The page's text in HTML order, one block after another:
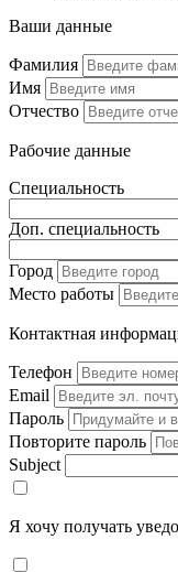
Ваши данные
Фамилия
Имя
Отчество
Рабочие данные
Специальность
Доп. специальность
Город
Место работы
Контактная
Телефон
Email
Пароль
Повторите пароль
Subject
Я хочу получать